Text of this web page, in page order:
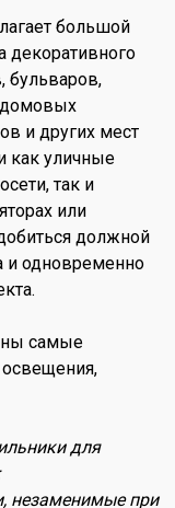
большой
декоративного
бульваров,
и других мест
как уличные
так и
или
должной
и одновременно
самые
освещения,
для
незаменимые при